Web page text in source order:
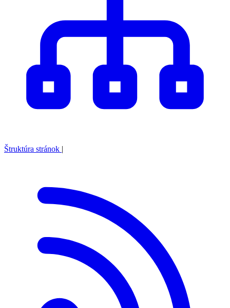
Štruktúra stránok |